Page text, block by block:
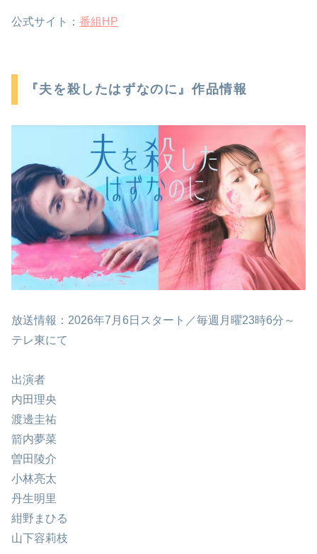
公式サイト： 番組HP
『夫を殺したはずなのに』作品情報
放送情報：2026年7月6日スタート／毎週月曜23時6分～
テレ東にて
出演者
内田理央
渡邊圭祐
箭内夢菜
曽田陵介
小林亮太
丹生明里
紺野まひる
山下容莉枝